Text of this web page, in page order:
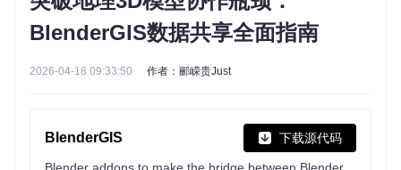
BlenderGIS数据共享全面指南
2026-04-18 09:33:50 作者：郦嵘贵Just
BlenderGIS 下载源代码